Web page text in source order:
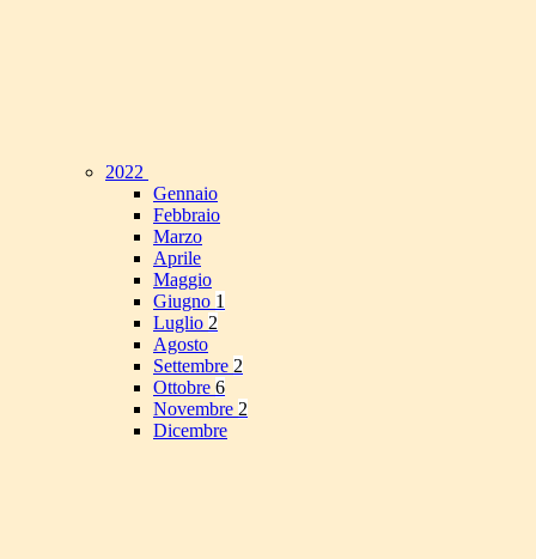
2022
Gennaio
Febbraio
Marzo
Aprile
Maggio
Giugno 1
Luglio 2
Agosto
Settembre 2
Ottobre 6
Novembre 2
Dicembre